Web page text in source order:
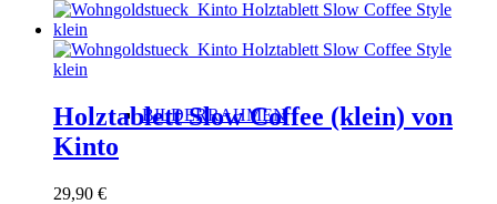
BILDERRAHMEN
Holztablett Slow Coffee (klein) von
Kinto
29,90 €